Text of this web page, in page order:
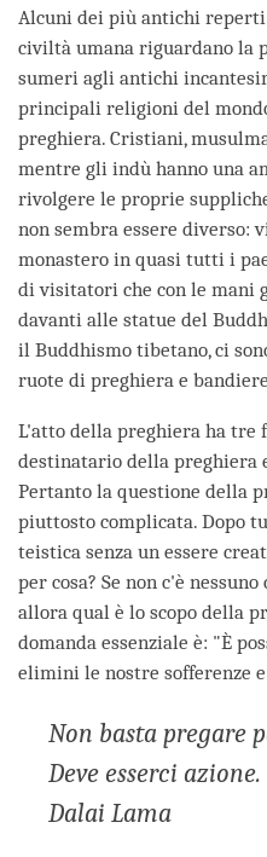
Alcuni dei più antichi
civiltà umana riguardano la
sumeri agli antichi
principali religioni del
preghiera. Cristiani,
mentre gli indù hanno una
rivolgere le proprie
non sembra essere diverso:
monastero in quasi tutti i
di visitatori che con le mani
davanti alle statue del
il Buddhismo tibetano, ci
ruote di preghiera e
L'atto della preghiera ha tre
destinatario della preghiera
Pertanto la questione della
piuttosto complicata. Dopo
teistica senza un essere
per cosa? Se non c'è
allora qual è lo scopo della
domanda essenziale è: "È
elimini le nostre sofferenze
Non basta pregare
Deve esserci
Dalai Lama